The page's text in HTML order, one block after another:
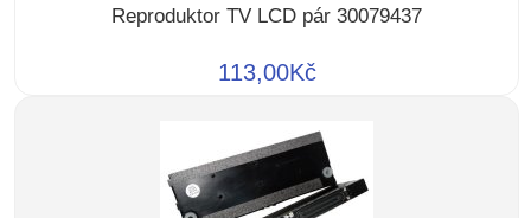
Reproduktor TV LCD pár 30079437
113,00Kč